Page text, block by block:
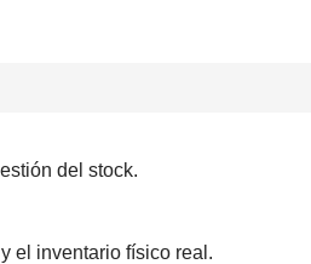
del stock.
el inventario físico real.